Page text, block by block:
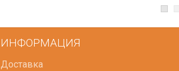
ИНФОРМАЦИЯ
Доставка